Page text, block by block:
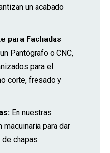
un acabado
para Fachadas
Pantógrafo o CNC,
para el
corte, fresado y
En nuestras
para dar
chapas.